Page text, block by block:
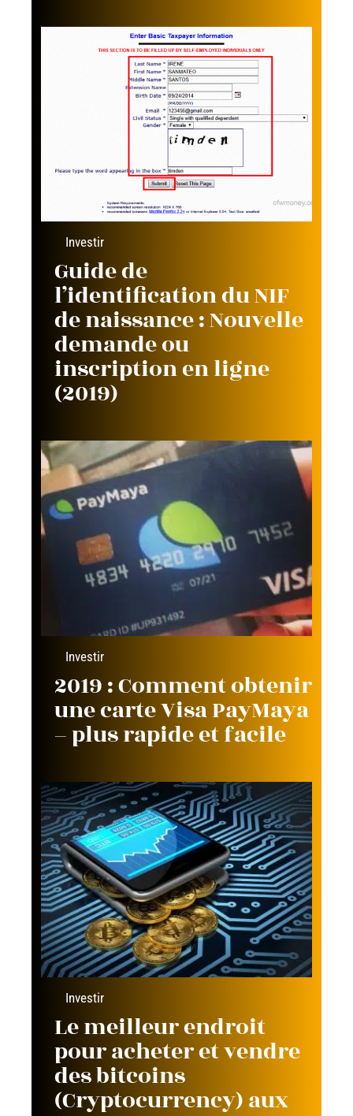
Investir
Guide de
l’identification du NIF
de naissance : Nouvelle
demande ou
inscription en ligne
(2019)
Investir
2019 : Comment obtenir
une carte Visa PayMaya
– plus rapide et facile
Investir
Le meilleur endroit
pour acheter et vendre
des bitcoins
(Cryptocurrency) aux